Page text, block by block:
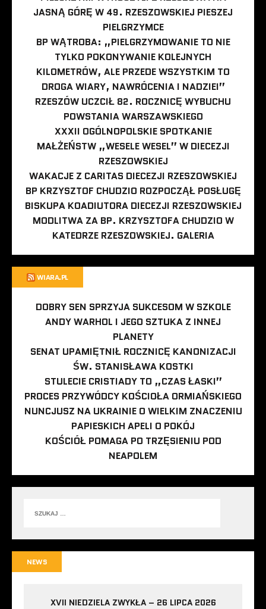
JASNĄ GÓRĘ W 49. RZESZOWSKIEJ PIESZEJ
PIELGRZYMCE
BP WĄTROBA: „PIELGRZYMOWANIE TO NIE
TYLKO POKONYWANIE KOLEJNYCH
KILOMETRÓW, ALE PRZEDE WSZYSTKIM TO
DROGA WIARY, NAWRÓCENIA I NADZIEI”
RZESZÓW UCZCIŁ 82. ROCZNICĘ WYBUCHU
POWSTANIA WARSZAWSKIEGO
XXXII OGÓLNOPOLSKIE SPOTKANIE
MAŁŻEŃSTW „WESELE WESEL” W DIECEZJI
RZESZOWSKIEJ
WAKACJE Z CARITAS DIECEZJI RZESZOWSKIEJ
BP KRZYSZTOF CHUDZIO ROZPOCZĄŁ POSŁUGĘ
BISKUPA KOADIUTORA DIECEZJI RZESZOWSKIEJ
MODLITWA ZA BP. KRZYSZTOFA CHUDZIO W
KATEDRZE RZESZOWSKIEJ. GALERIA
WIARA.PL
DOBRY SEN SPRZYJA SUKCESOM W SZKOLE
ANDY WARHOL I JEGO SZTUKA Z INNEJ
PLANETY
SENAT UPAMIĘTNIŁ ROCZNICĘ KANONIZACJI
ŚW. STANISŁAWA KOSTKI
STULECIE CRISTIADY TO „CZAS ŁASKI”
PROCES PRZYWÓDCY KOŚCIOŁA ORMIAŃSKIEGO
NUNCJUSZ NA UKRAINIE O WIELKIM ZNACZENIU
PAPIESKICH APELI O POKÓJ
KOŚCIÓŁ POMAGA PO TRZĘSIENIU POD
NEAPOLEM
NEWS
XVII NIEDZIELA ZWYKŁA – 26 LIPCA 2026